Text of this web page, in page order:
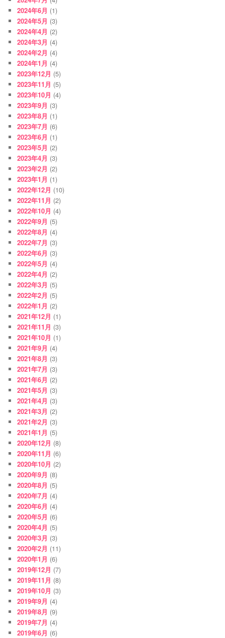
2024年6月 (1)
2024年5月 (3)
2024年4月 (2)
2024年3月 (4)
2024年2月 (4)
2024年1月 (4)
2023年12月 (5)
2023年11月 (5)
2023年10月 (4)
2023年9月 (3)
2023年8月 (1)
2023年7月 (6)
2023年6月 (1)
2023年5月 (2)
2023年4月 (3)
2023年2月 (2)
2023年1月 (1)
2022年12月 (10)
2022年11月 (2)
2022年10月 (4)
2022年9月 (5)
2022年8月 (4)
2022年7月 (3)
2022年6月 (3)
2022年5月 (4)
2022年4月 (2)
2022年3月 (5)
2022年2月 (5)
2022年1月 (2)
2021年12月 (1)
2021年11月 (3)
2021年10月 (1)
2021年9月 (4)
2021年8月 (3)
2021年7月 (3)
2021年6月 (2)
2021年5月 (3)
2021年4月 (3)
2021年3月 (2)
2021年2月 (3)
2021年1月 (5)
2020年12月 (8)
2020年11月 (6)
2020年10月 (2)
2020年9月 (8)
2020年8月 (5)
2020年7月 (4)
2020年6月 (4)
2020年5月 (6)
2020年4月 (5)
2020年3月 (3)
2020年2月 (11)
2020年1月 (6)
2019年12月 (7)
2019年11月 (8)
2019年10月 (3)
2019年9月 (4)
2019年8月 (9)
2019年7月 (4)
2019年6月 (6)